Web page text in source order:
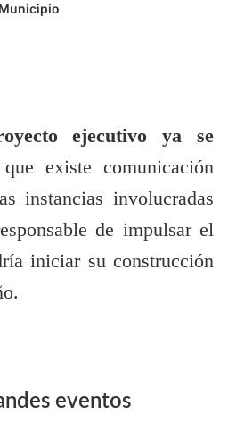
Municipio
ejecutivo ya se
existe comunicación
instancias involucradas
de impulsar el
iniciar su construcción
eventos